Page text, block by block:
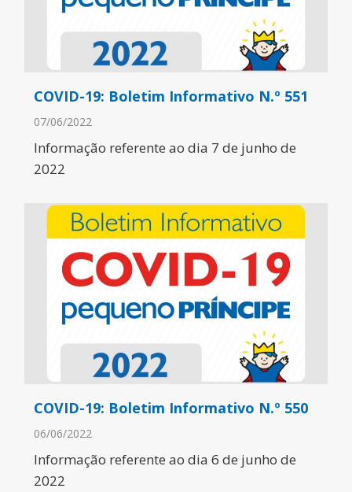
COVID-19: Boletim Informativo N.º 551
07/06/2022
Informação referente ao dia 7 de junho de
2022
COVID-19: Boletim Informativo N.º 550
06/06/2022
Informação referente ao dia 6 de junho de
2022